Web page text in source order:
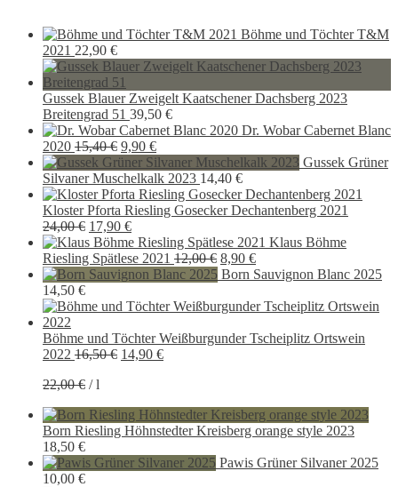
Böhme und Töchter T&M
2021 22,90 €
Gussek Blauer Zweigelt Kaatschener Dachsberg 2023
Breitengrad 51 39,50 €
Dr. Wobar Cabernet Blanc
2020 15,40€ Ursprünglicher
Preis
war:
15,40 €
9,90 €Aktueller
Preis
ist:
9,90 €.
Gussek Grüner
Silvaner Muschelkalk 2023 14,40 €
Kloster Pforta Riesling Gosecker Dechantenberg 2021
24,00€ Ursprünglicher
Preis
war:
24,00 €
17,90 €Aktueller
Preis
ist:
17,90 €.
Klaus Böhme
Riesling Spätlese 2021 12,00€ Ursprünglicher
Preis
12,00 €
8,90 €Aktueller
Preis
8,90 €.
Born Sauvignon Blanc 2025
14,50 €
Böhme und Töchter Weißburgunder Tscheiplitz Ortswein
2022 16,50€ Ursprünglicher
14,90 €Aktueller
22,00€ /l
Born Riesling Höhnstedter Kreisberg orange style 2023
18,50 €
Pawis Grüner Silvaner 2025
10,00 €